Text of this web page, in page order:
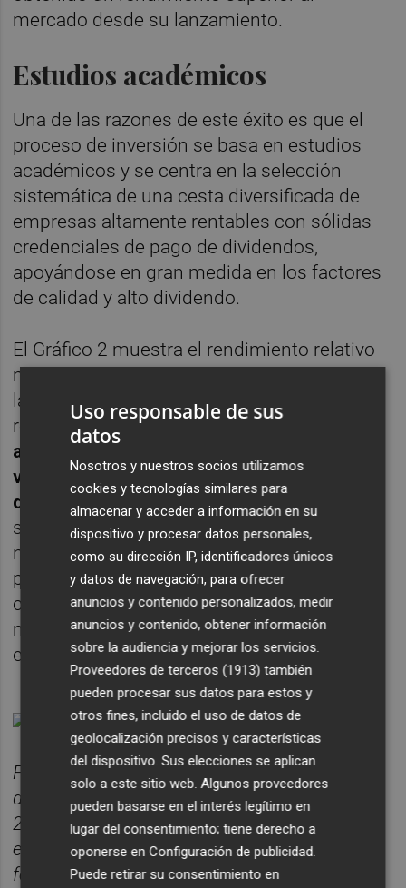
mercado desde su lanzamiento.
Estudios académicos
Una de las razones de este éxito es que el
proceso de inversión se basa en estudios
académicos y se centra en la selección
sistemática de una cesta diversificada de
empresas altamente rentables con sólidas
credenciales de pago de dividendos,
apoyándose en gran medida en los factores
de calidad y alto dividendo.
El Gráfico 2 muestra el rendimiento relativo
medio histórico de los distintos factores de
la renta variable mundial en función de los
regímenes de volatilidad
algunos factores -como la mínima
volatilidad- son fundamentalmente
defensivos.
Tienen mucho rendimiento
superior cuando la volatilidad es alta (y
normalmente los mercados están a la baja),
pero sufren y tienen resultados
considerablemente inferiores en los
mercados alcistas en los que la volatilidad
es baja.
Fuente: Bloomberg, WisdomTree. Datos del 30
de septiembre de 2002 al 31 de diciembre de
2023. Utilizando datos de días en dólares
estadounidenses. Los cálculos son en USD. La
fecha de inicio del WisdomTree Global Quality
Uso responsable de sus
datos
Nosotros y nuestros socios utilizamos
cookies y tecnologías similares para
almacenar y acceder a información en su
dispositivo y procesar datos personales,
como su dirección IP, identificadores únicos
y datos de navegación, para ofrecer
anuncios y contenido personalizados, medir
anuncios y contenido, obtener información
sobre la audiencia y mejorar los servicios.
Proveedores de terceros (1913) también
pueden procesar sus datos para estos y
otros fines, incluido el uso de datos de
geolocalización precisos y características
del dispositivo. Sus elecciones se aplican
solo a este sitio web. Algunos proveedores
pueden basarse en el interés legítimo en
lugar del consentimiento; tiene derecho a
oponerse enConfiguración de publicidad.
Puede retirar su consentimiento en